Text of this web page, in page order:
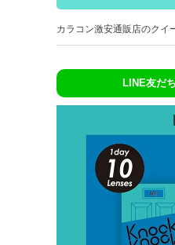
カラコン激安通販店のクイ
LINE友だ